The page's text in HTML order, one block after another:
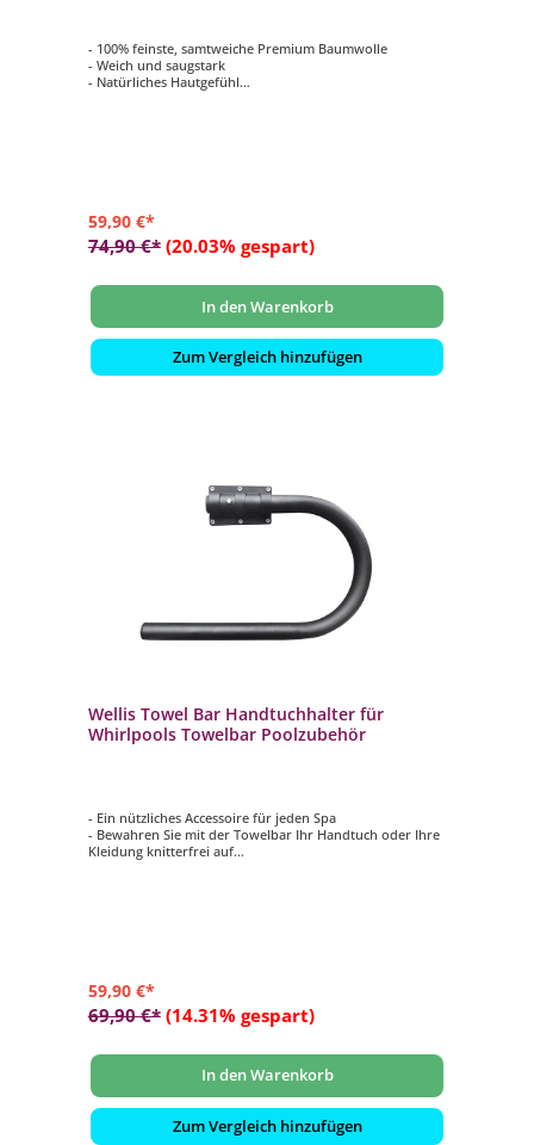
- 100% feinste, samtweiche Premium Baumwolle
- Weich und saugstark
- Natürliches Hautgefühl
59,90 €*
74,90 €* (20.03% gespart)
In den Warenkorb
Zum Vergleich hinzufügen
Wellis Towel Bar Handtuchhalter für
Whirlpools Towelbar Poolzubehör
- Ein nützliches Accessoire für jeden Spa
- Bewahren Sie mit der Towelbar Ihr Handtuch oder Ihre
Kleidung knitterfrei auf
59,90 €*
69,90 €* (14.31% gespart)
In den Warenkorb
Zum Vergleich hinzufügen